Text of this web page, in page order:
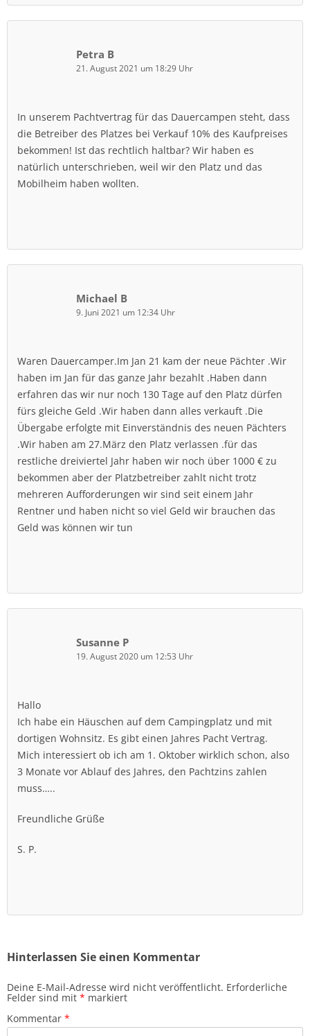
Petra B
21. August 2021 um 18:29 Uhr
In unserem Pachtvertrag für das Dauercampen steht, dass
die Betreiber des Platzes bei Verkauf 10% des Kaufpreises
bekommen! Ist das rechtlich haltbar? Wir haben es
natürlich unterschrieben, weil wir den Platz und das
Mobilheim haben wollten.
Michael B
9. Juni 2021 um 12:34 Uhr
Waren Dauercamper.Im Jan 21 kam der neue Pächter .Wir
haben im Jan für das ganze Jahr bezahlt .Haben dann
erfahren das wir nur noch 130 Tage auf den Platz dürfen
fürs gleiche Geld .Wir haben dann alles verkauft .Die
Übergabe erfolgte mit Einverständnis des neuen Pächters
.Wir haben am 27.März den Platz verlassen .für das
restliche dreiviertel Jahr haben wir noch über 1000 € zu
bekommen aber der Platzbetreiber zahlt nicht trotz
mehreren Aufforderungen wir sind seit einem Jahr
Rentner und haben nicht so viel Geld wir brauchen das
Geld was können wir tun
Susanne P
19. August 2020 um 12:53 Uhr
Hallo
Ich habe ein Häuschen auf dem Campingplatz und mit
dortigen Wohnsitz. Es gibt einen Jahres Pacht Vertrag.
Mich interessiert ob ich am 1. Oktober wirklich schon, also
3 Monate vor Ablauf des Jahres, den Pachtzins zahlen
muss…..
Freundliche Grüße
S. P.
Hinterlassen Sie einen Kommentar
Deine E-Mail-Adresse wird nicht veröffentlicht. Erforderliche
Felder sind mit * markiert
Kommentar *